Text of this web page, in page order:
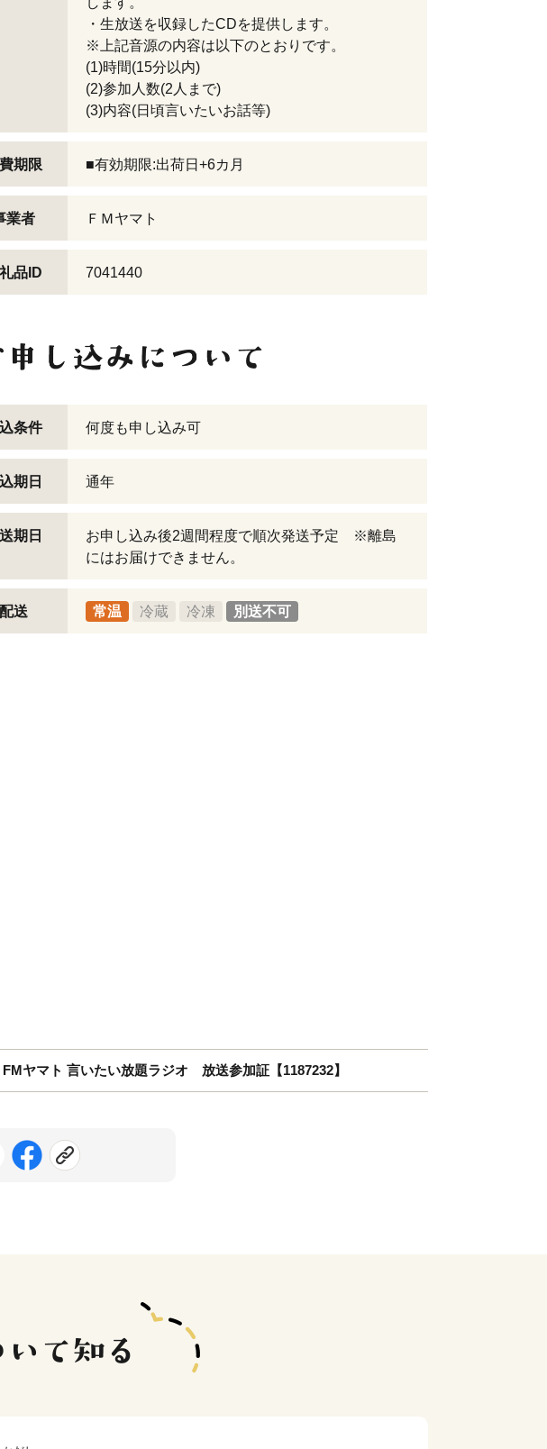
・生放送を収録したCDを提供します。
※上記音源の内容は以下のとおりです。
(1)時間(15分以内)
(2)参加人数(2人まで)
(3)内容(日頃言いたいお話等)
期限 ■有効期限:出荷日+6カ月
業者 ＦＭヤマト
品ID 7041440
条件 何度も申し込み可
期日 通年
期日
お申し込み後2週間程度で順次発送予定 ※離島
にはお届けできません。
配送 常温 冷蔵 冷凍 別送不可
FMヤマト 言いたい放題ラジオ 放送参加証【1187232】